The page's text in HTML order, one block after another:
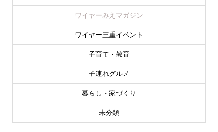
ワイヤーみえマガジン
ワイヤー三重イベント
子育て・教育
子連れグルメ
暮らし・家づくり
未分類